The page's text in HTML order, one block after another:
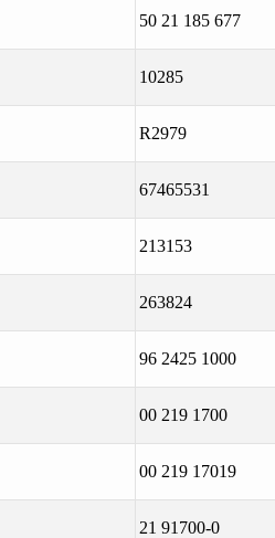
50 21 185 677
10285
R2979
67465531
213153
263824
96 2425 1000
00 219 1700
00 219 17019
21 91700-0